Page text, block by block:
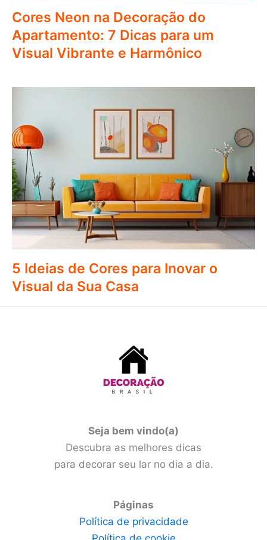
Cores Neon na Decoração do
Apartamento: 7 Dicas para um
Visual Vibrante e Harmônico
5 Ideias de Cores para Inovar o
Visual da Sua Casa
Seja bem vindo(a)
Descubra as melhores dicas
para decorar seu lar no dia a dia.
Páginas
Política de privacidade